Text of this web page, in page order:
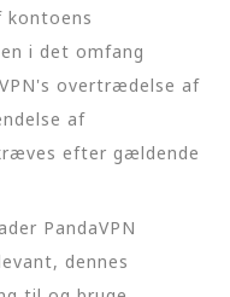
kontoens
i det omfang
overtrædelse af
af
efter gældende
PandaVPN
dennes